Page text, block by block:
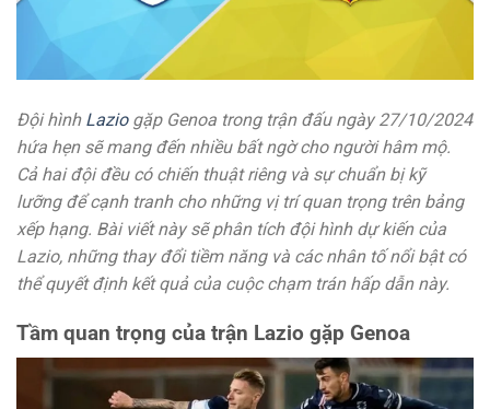
Đội hình Lazio gặp Genoa trong trận đấu ngày 27/10/2024
hứa hẹn sẽ mang đến nhiều bất ngờ cho người hâm mộ.
Cả hai đội đều có chiến thuật riêng và sự chuẩn bị kỹ
lưỡng để cạnh tranh cho những vị trí quan trọng trên bảng
xếp hạng. Bài viết này sẽ phân tích đội hình dự kiến của
Lazio, những thay đổi tiềm năng và các nhân tố nổi bật có
thể quyết định kết quả của cuộc chạm trán hấp dẫn này.
Tầm quan trọng của trận Lazio gặp Genoa